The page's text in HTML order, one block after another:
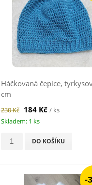
Háčkovaná čepice,
cm
230 Kč 184 Kč / ks
Skladem: 1 ks
DO KOŠÍKU
-